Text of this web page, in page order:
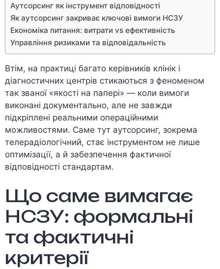
Аутсорсинг як інструмент відповідності
Як аутсорсинг закриває ключові вимоги НСЗУ
Економіка питання: витрати vs ефективність
Управління ризиками та відповідальність
Втім, на практиці багато керівників клінік і
діагностичних центрів стикаються з феноменом
так званої «якості на папері» — коли вимоги
виконані документально, але не завжди
підкріплені реальними операційними
можливостями. Саме тут аутсорсинг, зокрема
телерадіологічний, стає інструментом не лише
оптимізації, а й забезпечення фактичної
відповідності стандартам.
Що саме вимагає
НСЗУ: формальні
та фактичні
критерії